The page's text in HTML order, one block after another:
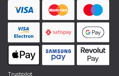
Trustpilot